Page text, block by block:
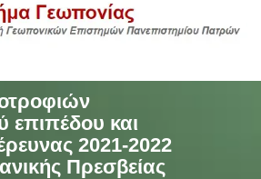
επιπέδου και
2021-2022
Πρεσβείας